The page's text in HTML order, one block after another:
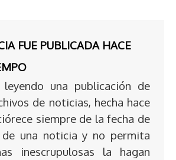
FUE PUBLICADA HACE
una publicación de
de noticias, hecha hace
siempre de la fecha de
de una noticia y no permita
inescrupulosas la hagan